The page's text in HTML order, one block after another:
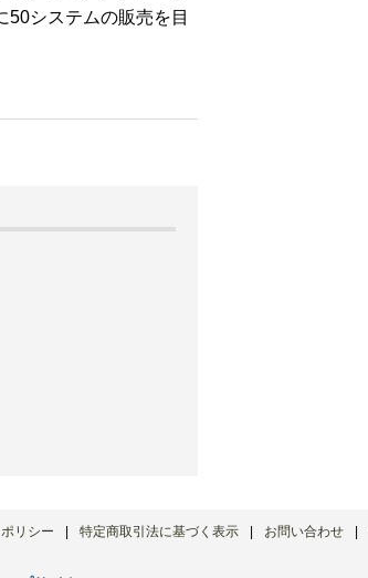
50システムの販売を目
リシー 特定商取引法に基づく表示 お問い合わせ